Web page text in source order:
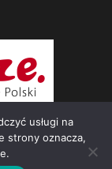
usługi na
strony oznacza,